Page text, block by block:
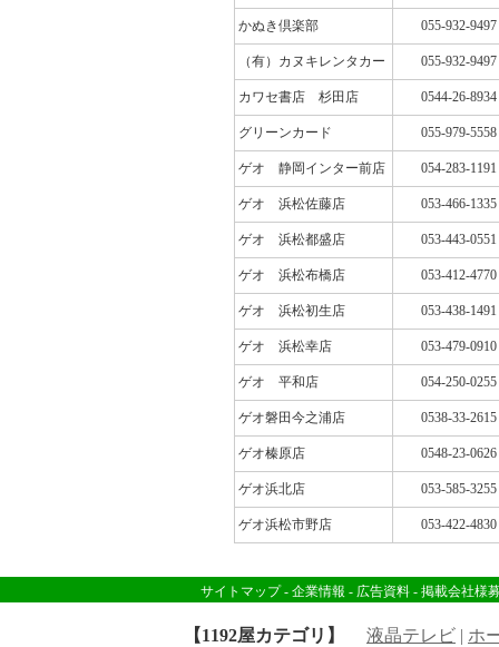
かぬき倶楽部 055-932-9497
（有）カヌキレンタカー 055-932-9497
カワセ書店 杉田店 0544-26-8934
グリーンカード 055-979-5558
ゲオ 静岡インター前店 054-283-1191
ゲオ 浜松佐藤店 053-466-1335
ゲオ 浜松都盛店 053-443-0551
ゲオ 浜松布橋店 053-412-4770
ゲオ 浜松初生店 053-438-1491
ゲオ 浜松幸店 053-479-0910
ゲオ 平和店 054-250-0255
ゲオ磐田今之浦店 0538-33-2615
ゲオ榛原店 0548-23-0626
ゲオ浜北店 053-585-3255
ゲオ浜松市野店 053-422-4830
サイトマップ- 企業情報 - 広告資料 - 掲載会社様
【1192屋カテゴリ】 液晶テレビ | ホ